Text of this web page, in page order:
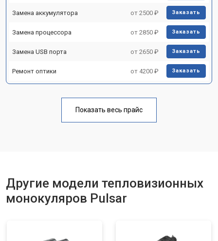
Замена аккумулятора от 2500 ₽ Заказать
Замена процессора от 2850 ₽ Заказать
Замена USB порта от 2650 ₽ Заказать
Ремонт оптики от 4200 ₽ Заказать
Показать весь прайс
Другие модели тепловизионных
монокуляров Pulsar